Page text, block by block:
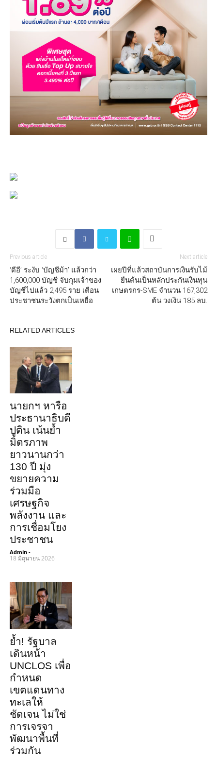
Previous article
‘ดีอี’ ระงับ ‘บัญชีม้า’ แล้วกว่า
1,600,000 บัญชี จับกุมเจ้าของ
บัญชีไปแล้ว 2,495 ราย เตือน
ประชาชนระวังตกเป็นเหยื่อ
Next article
เผยปีที่แล้วสถาบันการเงินรับไม้
ยืนต้นเป็นหลักประกันเงินทุน
เกษตรกร-SME จำนวน 167,302
ต้น วงเงิน 185 ลบ.
RELATED ARTICLES
นายกฯ หารือ
ประธานาธิบดี
ปูติน เน้นย้ำ
มิตรภาพ
ยาวนานกว่า
130 ปี มุ่ง
ขยายความ
ร่วมมือ
เศรษฐกิจ
พลังงาน และ
การเชื่อมโยง
ประชาชน
Admin -
18 มิถุนายน 2026
ย้ำ! รัฐบาล
เดินหน้า
UNCLOS เพื่อ
กำหนด
เขตแดนทาง
ทะเลให้
ชัดเจน ไม่ใช่
การเจรจา
พัฒนาพื้นที่
ร่วมกัน